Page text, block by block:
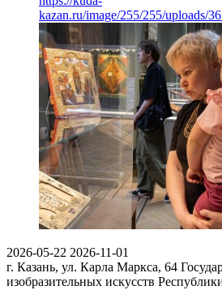
kazan.ru/image/255/255/uploads/
2026-05-22 2026-11-01
г. Казань, ул. Карла Маркса, 64
изобразительных искусств